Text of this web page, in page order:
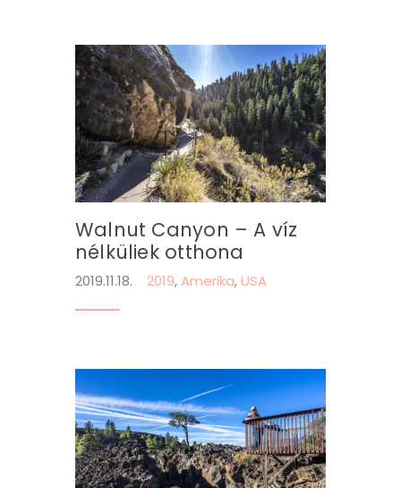
Walnut Canyon – A víz
nélküliek otthona
2019.11.18. 2019,Amerika,USA